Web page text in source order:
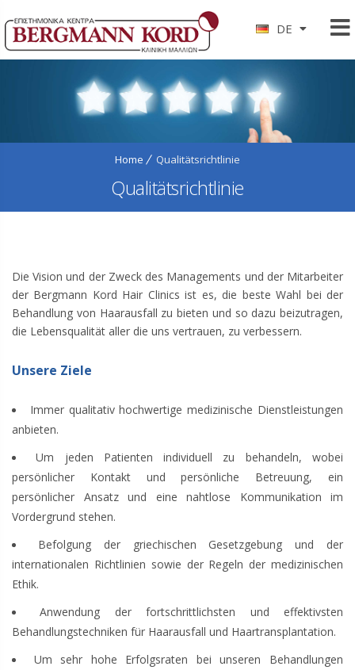
DE
Home Qualitätsrichtlinie
Qualitätsrichtlinie
Die Vision und der Zweck des Managements und der Mitarbeiter
der Bergmann Kord Hair Clinics ist es, die beste Wahl bei der
Behandlung von Haarausfall zu bieten und so dazu beizutragen,
die Lebensqualität aller die uns vertrauen, zu verbessern.
Unsere Ziele
Immer qualitativ hochwertige medizinische Dienstleistungen
anbieten.
Um jeden Patienten individuell zu behandeln, wobei
persönlicher Kontakt und persönliche Betreuung, ein
persönlicher Ansatz und eine nahtlose Kommunikation im
Vordergrund stehen.
Befolgung der griechischen Gesetzgebung und der
internationalen Richtlinien sowie der Regeln der medizinischen
Ethik.
Anwendung der fortschrittlichsten und effektivsten
Behandlungstechniken für Haarausfall und Haartransplantation.
Um sehr hohe Erfolgsraten bei unseren Behandlungen